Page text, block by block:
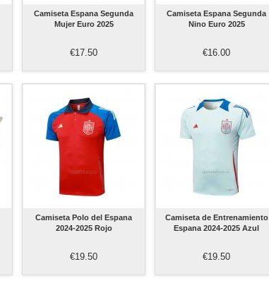
Camiseta Espana Segunda
Mujer Euro 2025
€17.50
Camiseta Espana Segunda
Nino Euro 2025
€16.00
Camiseta Polo del Espana
2024-2025 Rojo
€19.50
Camiseta de Entrenamiento
Espana 2024-2025 Azul
€19.50